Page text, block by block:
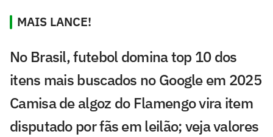
MAIS LANCE!
No Brasil, futebol domina top 10 dos
itens mais buscados no Google em 2025
Camisa de algoz do Flamengo vira item
disputado por fãs em leilão; veja valores